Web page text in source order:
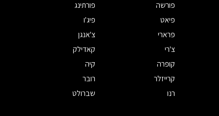
פורשה
פורתינג
פיאט
פיג'ו
פרארי
צ'אנגן
צ'רי
קאדילק
קופרה
קיה
קרייזלר
רובר
רנו
שברולט